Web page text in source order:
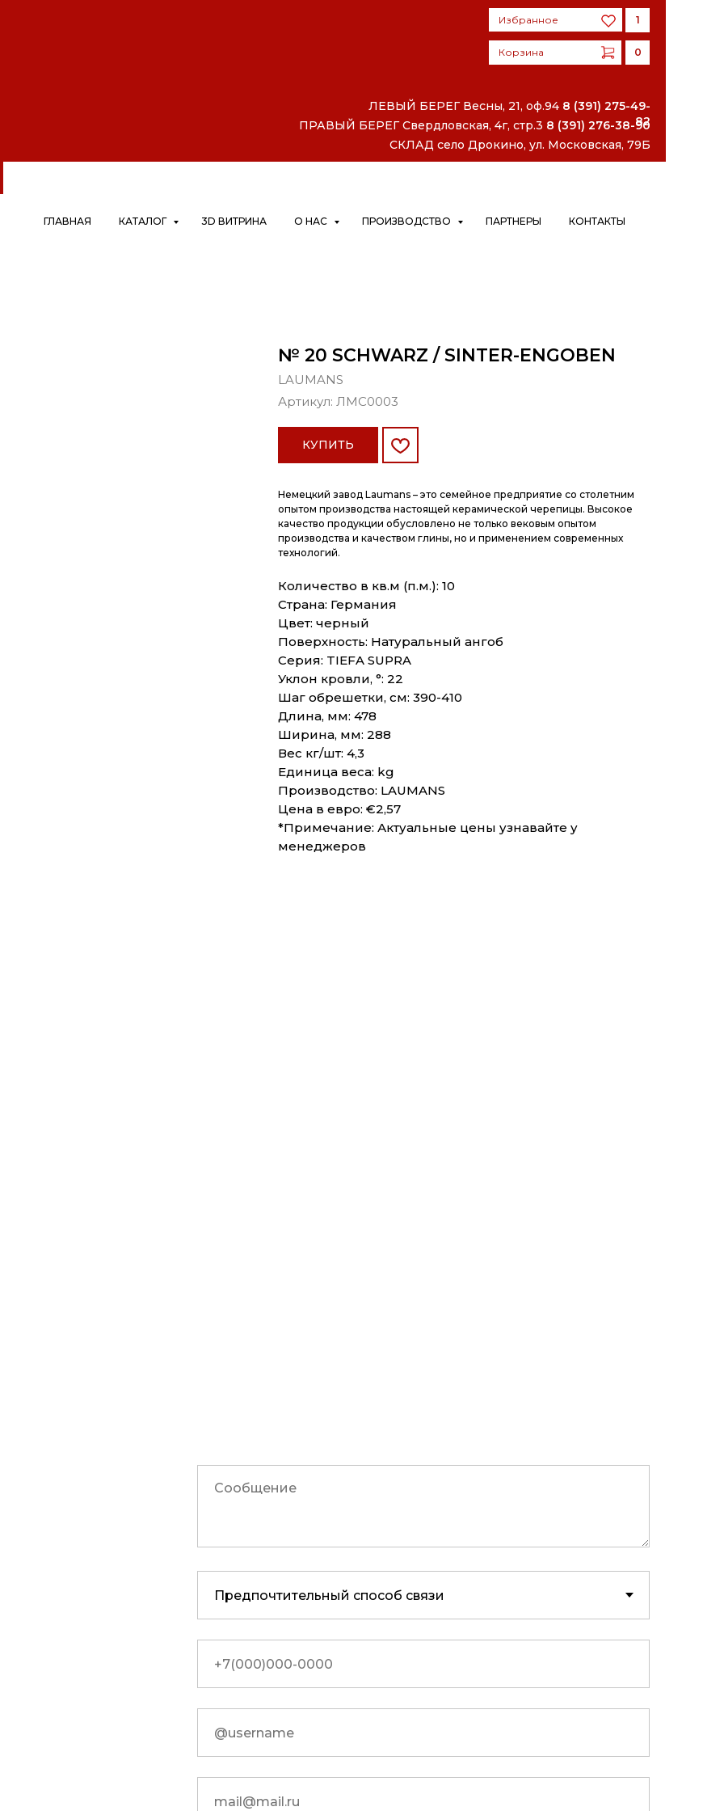
Корзина
Корзина
Избранное 1
0
ЛЕВЫЙ БЕРЕГ Весны, 21, оф.94 8 (391) 275-49-
82
ПРАВЫЙ БЕРЕГ Свердловская, 4г, стр.3 8 (391) 276-38-90
СКЛАД село Дрокино, ул. Московская, 79Б
ГЛАВНАЯ КАТАЛОГ 3D ВИТРИНА О НАС ПРОИЗВОДСТВО ПАРТНЕРЫ КОНТАКТЫ
№ 20 SCHWARZ / SINTER-ENGOBEN
LAUMANS
Артикул: ЛМС0003
КУПИТЬ
Немецкий завод Laumans – это семейное предприятие со столетним
опытом производства настоящей керамической черепицы. Высокое
качество продукции обусловлено не только вековым опытом
производства и качеством глины, но и применением современных
технологий.
Количество в кв.м (п.м.): 10
Страна: Германия
Цвет: черный
Поверхность: Натуральный ангоб
Серия: TIEFA SUPRA
Уклон кровли, °: 22
Шаг обрешетки, см: 390-410
Длина, мм: 478
Ширина, мм: 288
Вес кг/шт: 4,3
Единица веса: kg
Производство: LAUMANS
Цена в евро: €2,57
*Примечание: Актуальные цены узнавайте у
менеджеров